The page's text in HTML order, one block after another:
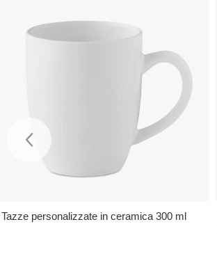
Tazze personalizzate in ceramica 300 ml